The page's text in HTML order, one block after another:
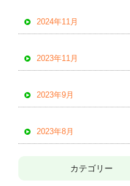
2024年11月
2023年11月
2023年9月
2023年8月
カテゴリー